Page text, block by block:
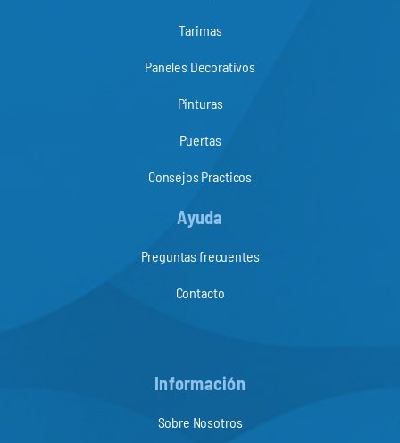
Tarimas
Paneles Decorativos
Pinturas
Puertas
Consejos Practicos
Ayuda
Preguntas frecuentes
Contacto
Información
Sobre Nosotros